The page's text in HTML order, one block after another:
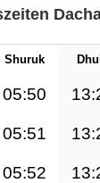
Shuruk
05:50
05:51
05:52